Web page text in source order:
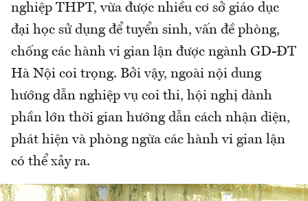
nghiệp THPT, vừa được nhiều cơ sở giáo dục
đại học sử dụng để tuyển sinh, vấn đề phòng,
chống các hành vi gian lận được ngành GD-ĐT
Hà Nội coi trọng. Bởi vậy, ngoài nội dung
hướng dẫn nghiệp vụ coi thi, hội nghị dành
phần lớn thời gian hướng dẫn cách nhận diện,
phát hiện và phòng ngừa các hành vi gian lận
có thể xảy ra.